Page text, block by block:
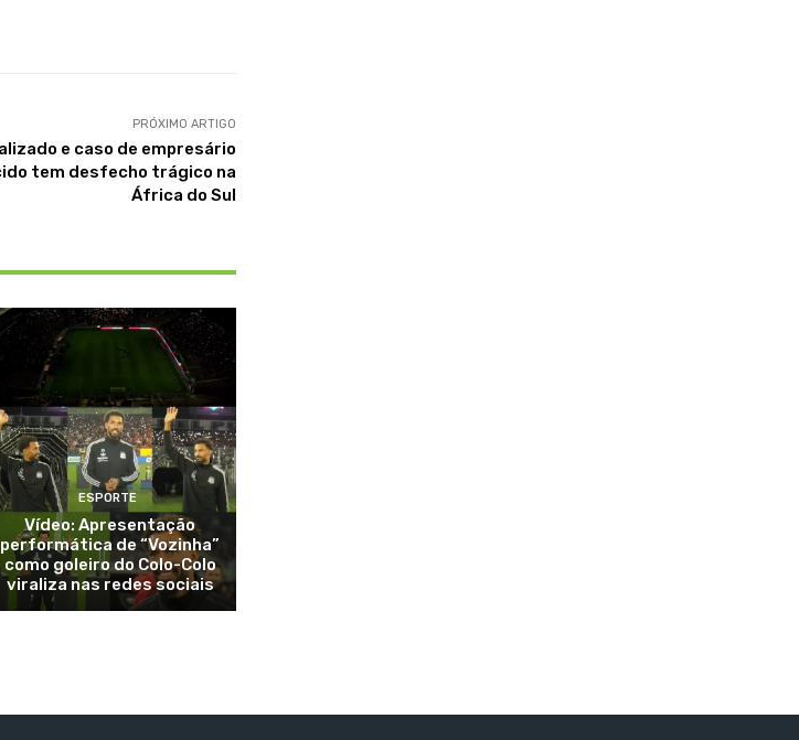
PRÓXIMO ARTIGO
e caso de empresário
tem desfecho trágico na
África do Sul
ESPORTE
Vídeo: Apresentação
performática de “Vozinha”
como goleiro do Colo-Colo
viraliza nas redes sociais